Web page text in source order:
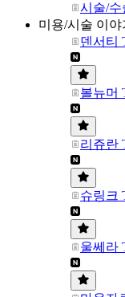
시술/수
미용/시술 이야
덴서티
볼뉴머
리쥬란
슈링크
울쎄라